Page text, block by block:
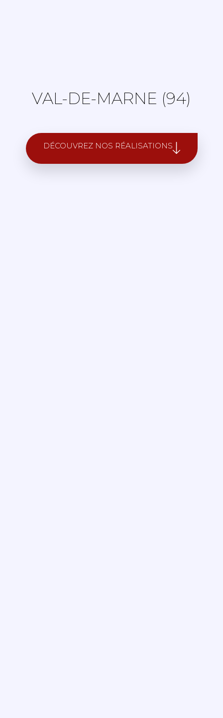
VAL-DE-MARNE (94)
DÉCOUVREZ NOS RÉALISATIONS